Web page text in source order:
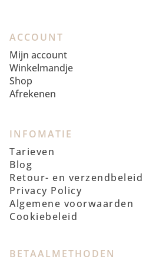
ACCOUNT
Mijn account
Winkelmandje
Shop
Afrekenen
INFOMATIE
Tarieven
Blog
Retour- en verzendbeleid
Privacy Policy
Algemene voorwaarden
Cookiebeleid
BETAALMETHODEN